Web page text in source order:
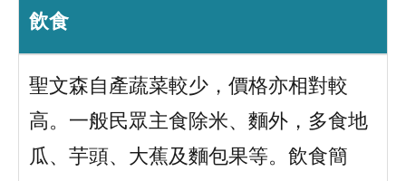
飲食
聖文森自產蔬菜較少，價格亦相對較
高。一般民眾主食除米、麵外，多食地
瓜、芋頭、大蕉及麵包果等。飲食簡